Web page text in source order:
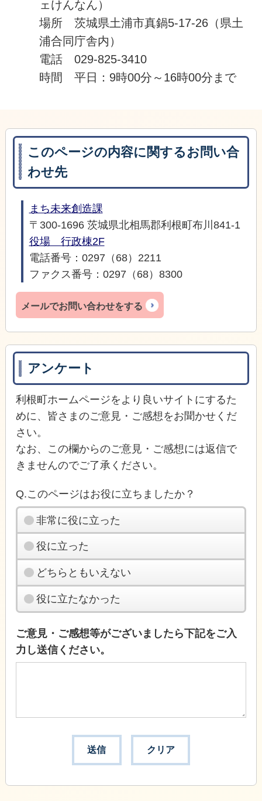
ェけんなん）
場所 茨城県土浦市真鍋5-17-26（県土
浦合同庁舎内）
電話 029-825-3410
時間 平日：9時00分～16時00分まで
このページの内容に関するお問い合
わせ先
まち未来創造課
〒300-1696 茨城県北相馬郡利根町布川841-1
役場 行政棟2F
電話番号：0297（68）2211
ファクス番号：0297（68）8300
メールでお問い合わせをする
アンケート
利根町ホームページをより良いサイトにするた
めに、皆さまのご意見・ご感想をお聞かせくだ
さい。
なお、この欄からのご意見・ご感想には返信で
きませんのでご了承ください。
Q.このページはお役に立ちましたか？
非常に役に立った
役に立った
どちらともいえない
役に立たなかった
ご意見・ご感想等がございましたら下記をご入
力し送信ください。